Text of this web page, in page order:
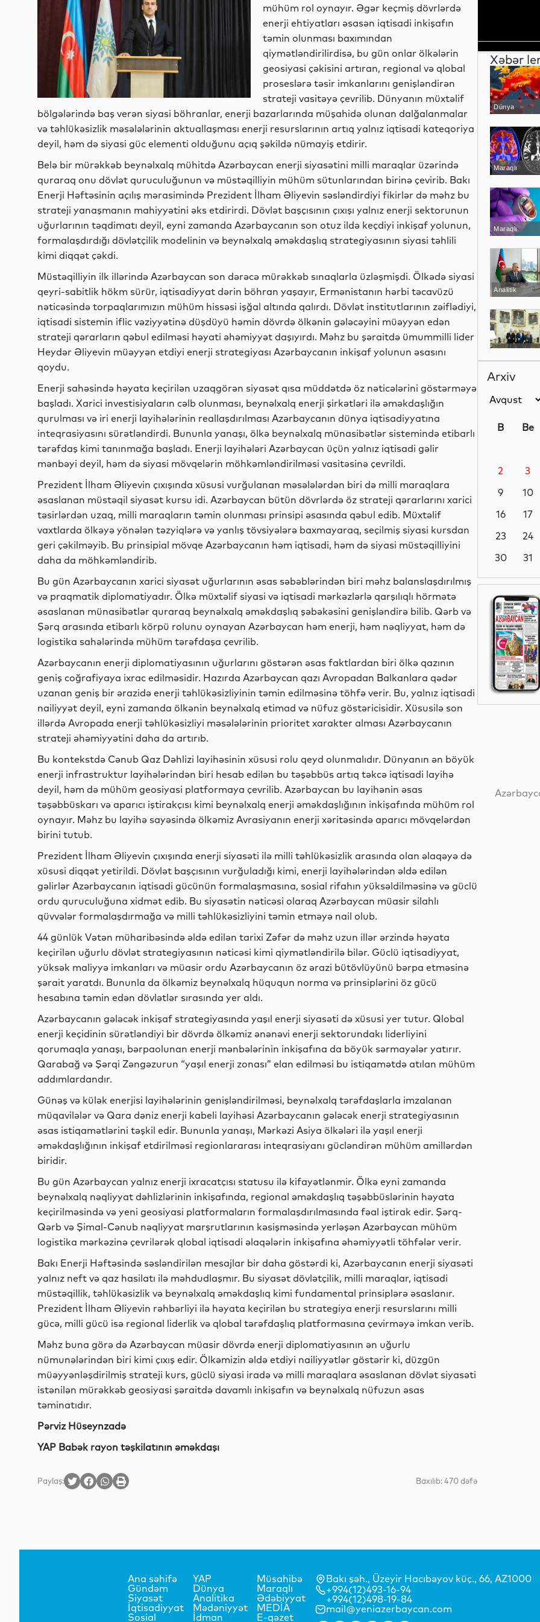
mühüm rol oynayır. Əgər keçmiş dövrlərdə
enerji ehtiyatları əsasən iqtisadi inkişafın
təmin olunması baxımından
qiymətləndirilirdisə, bu gün onlar ölkələrin
geosiyasi çəkisini artıran, regional və qlobal
proseslərə təsir imkanlarını genişləndirən
strateji vasitəyə çevrilib. Dünyanın müxtəlif
bölgələrində baş verən siyasi böhranlar, enerji bazarlarında müşahidə olunan dalğalanmalar
və təhlükəsizlik məsələlərinin aktuallaşması enerji resurslarının artıq yalnız iqtisadi kateqoriya
deyil, həm də siyasi güc elementi olduğunu açıq şəkildə nümayiş etdirir.
Belə bir mürəkkəb beynəlxalq mühitdə Azərbaycan enerji siyasətini milli maraqlar üzərində
quraraq onu dövlət quruculuğunun və müstəqilliyin mühüm sütunlarından birinə çevirib. Bakı
Enerji Həftəsinin açılış mərasimində Prezident İlham Əliyevin səsləndirdiyi fikirlər də məhz bu
strateji yanaşmanın mahiyyətini əks etdirirdi. Dövlət başçısının çıxışı yalnız enerji sektorunun
uğurlarının təqdimatı deyil, eyni zamanda Azərbaycanın son otuz ildə keçdiyi inkişaf yolunun,
formalaşdırdığı dövlətçilik modelinin və beynəlxalq əməkdaşlıq strategiyasının siyasi təhlili
kimi diqqət çəkdi.
Müstəqilliyin ilk illərində Azərbaycan son dərəcə mürəkkəb sınaqlarla üzləşmişdi. Ölkədə siyasi
qeyri-sabitlik hökm sürür, iqtisadiyyat dərin böhran yaşayır, Ermənistanın hərbi təcavüzü
nəticəsində torpaqlarımızın mühüm hissəsi işğal altında qalırdı. Dövlət institutlarının zəiflədiyi,
iqtisadi sistemin iflic vəziyyətinə düşdüyü həmin dövrdə ölkənin gələcəyini müəyyən edən
strateji qərarların qəbul edilməsi həyati əhəmiyyət daşıyırdı. Məhz bu şəraitdə ümummilli lider
Heydər Əliyevin müəyyən etdiyi enerji strategiyası Azərbaycanın inkişaf yolunun əsasını
qoydu.
Enerji sahəsində həyata keçirilən uzaqgörən siyasət qısa müddətdə öz nəticələrini göstərməyə
başladı. Xarici investisiyaların cəlb olunması, beynəlxalq enerji şirkətləri ilə əməkdaşlığın
qurulması və iri enerji layihələrinin reallaşdırılması Azərbaycanın dünya iqtisadiyyatına
inteqrasiyasını sürətləndirdi. Bununla yanaşı, ölkə beynəlxalq münasibətlər sistemində etibarlı
tərəfdaş kimi tanınmağa başladı. Enerji layihələri Azərbaycan üçün yalnız iqtisadi gəlir
mənbəyi deyil, həm də siyasi mövqelərin möhkəmləndirilməsi vasitəsinə çevrildi.
Prezident İlham Əliyevin çıxışında xüsusi vurğulanan məsələlərdən biri də milli maraqlara
əsaslanan müstəqil siyasət kursu idi. Azərbaycan bütün dövrlərdə öz strateji qərarlarını xarici
təsirlərdən uzaq, milli maraqların təmin olunması prinsipi əsasında qəbul edib. Müxtəlif
vaxtlarda ölkəyə yönələn təzyiqlərə və yanlış tövsiyələrə baxmayaraq, seçilmiş siyasi kursdan
geri çəkilməyib. Bu prinsipial mövqe Azərbaycanın həm iqtisadi, həm də siyasi müstəqilliyini
daha da möhkəmləndirib.
Bu gün Azərbaycanın xarici siyasət uğurlarının əsas səbəblərindən biri məhz balanslaşdırılmış
və praqmatik diplomatiyadır. Ölkə müxtəlif siyasi və iqtisadi mərkəzlərlə qarşılıqlı hörmətə
əsaslanan münasibətlər quraraq beynəlxalq əməkdaşlıq şəbəkəsini genişləndirə bilib. Qərb və
Şərq arasında etibarlı körpü rolunu oynayan Azərbaycan həm enerji, həm nəqliyyat, həm də
logistika sahələrində mühüm tərəfdaşa çevrilib.
Azərbaycanın enerji diplomatiyasının uğurlarını göstərən əsas faktlardan biri ölkə qazının
geniş coğrafiyaya ixrac edilməsidir. Hazırda Azərbaycan qazı Avropadan Balkanlara qədər
uzanan geniş bir ərazidə enerji təhlükəsizliyinin təmin edilməsinə töhfə verir. Bu, yalnız iqtisadi
nailiyyət deyil, eyni zamanda ölkənin beynəlxalq etimad və nüfuz göstəricisidir. Xüsusilə son
illərdə Avropada enerji təhlükəsizliyi məsələlərinin prioritet xarakter alması Azərbaycanın
strateji əhəmiyyətini daha da artırıb.
Bu kontekstdə Cənub Qaz Dəhlizi layihəsinin xüsusi rolu qeyd olunmalıdır. Dünyanın ən böyük
enerji infrastruktur layihələrindən biri hesab edilən bu təşəbbüs artıq təkcə iqtisadi layihə
deyil, həm də mühüm geosiyasi platformaya çevrilib. Azərbaycan bu layihənin əsas
təşəbbüskarı və aparıcı iştirakçısı kimi beynəlxalq enerji əməkdaşlığının inkişafında mühüm rol
oynayır. Məhz bu layihə sayəsində ölkəmiz Avrasiyanın enerji xəritəsində aparıcı mövqelərdən
birini tutub.
Prezident İlham Əliyevin çıxışında enerji siyasəti ilə milli təhlükəsizlik arasında olan əlaqəyə də
xüsusi diqqət yetirildi. Dövlət başçısının vurğuladığı kimi, enerji layihələrindən əldə edilən
gəlirlər Azərbaycanın iqtisadi gücünün formalaşmasına, sosial rifahın yüksəldilməsinə və güclü
ordu quruculuğuna xidmət edib. Bu siyasətin nəticəsi olaraq Azərbaycan müasir silahlı
qüvvələr formalaşdırmağa və milli təhlükəsizliyini təmin etməyə nail olub.
44 günlük Vətən müharibəsində əldə edilən tarixi Zəfər də məhz uzun illər ərzində həyata
keçirilən uğurlu dövlət strategiyasının nəticəsi kimi qiymətləndirilə bilər. Güclü iqtisadiyyat,
yüksək maliyyə imkanları və müasir ordu Azərbaycanın öz ərazi bütövlüyünü bərpa etməsinə
şərait yaratdı. Bununla da ölkəmiz beynəlxalq hüququn norma və prinsiplərini öz gücü
hesabına təmin edən dövlətlər sırasında yer aldı.
Azərbaycanın gələcək inkişaf strategiyasında yaşıl enerji siyasəti də xüsusi yer tutur. Qlobal
enerji keçidinin sürətləndiyi bir dövrdə ölkəmiz ənənəvi enerji sektorundakı liderliyini
qorumaqla yanaşı, bərpaolunan enerji mənbələrinin inkişafına da böyük sərmayələr yatırır.
Qarabağ və Şərqi Zəngəzurun “yaşıl enerji zonası” elan edilməsi bu istiqamətdə atılan mühüm
addımlardandır.
Günəş və külək enerjisi layihələrinin genişləndirilməsi, beynəlxalq tərəfdaşlarla imzalanan
müqavilələr və Qara dəniz enerji kabeli layihəsi Azərbaycanın gələcək enerji strategiyasının
əsas istiqamətlərini təşkil edir. Bununla yanaşı, Mərkəzi Asiya ölkələri ilə yaşıl enerji
əməkdaşlığının inkişaf etdirilməsi regionlararası inteqrasiyanı gücləndirən mühüm amillərdən
biridir.
Bu gün Azərbaycan yalnız enerji ixracatçısı statusu ilə kifayətlənmir. Ölkə eyni zamanda
beynəlxalq nəqliyyat dəhlizlərinin inkişafında, regional əməkdaşlıq təşəbbüslərinin həyata
keçirilməsində və yeni geosiyasi platformaların formalaşdırılmasında fəal iştirak edir. Şərq-
Qərb və Şimal-Cənub nəqliyyat marşrutlarının kəsişməsində yerləşən Azərbaycan mühüm
logistika mərkəzinə çevrilərək qlobal iqtisadi əlaqələrin inkişafına əhəmiyyətli töhfələr verir.
Bakı Enerji Həftəsində səsləndirilən mesajlar bir daha göstərdi ki, Azərbaycanın enerji siyasəti
yalnız neft və qaz hasilatı ilə məhdudlaşmır. Bu siyasət dövlətçilik, milli maraqlar, iqtisadi
müstəqillik, təhlükəsizlik və beynəlxalq əməkdaşlıq kimi fundamental prinsiplərə əsaslanır.
Prezident İlham Əliyevin rəhbərliyi ilə həyata keçirilən bu strategiya enerji resurslarını milli
gücə, milli gücü isə regional liderlik və qlobal tərəfdaşlıq platformasına çevirməyə imkan verib.
Məhz buna görə də Azərbaycan müasir dövrdə enerji diplomatiyasının ən uğurlu
nümunələrindən biri kimi çıxış edir. Ölkəmizin əldə etdiyi nailiyyətlər göstərir ki, düzgün
müəyyənləşdirilmiş strateji kurs, güclü siyasi iradə və milli maraqlara əsaslanan dövlət siyasəti
istənilən mürəkkəb geosiyasi şəraitdə davamlı inkişafın və beynəlxalq nüfuzun əsas
təminatıdır.
Pərviz Hüseynzadə
YAP Babək rayon təşkilatının əməkdaşı
Paylaş: Baxılıb: 470 dəfə
Xəbər
Dünya
Maraqlı
Maraqlı
Analitik
Siyasət
Siyasət
Dünya
Dünya
Dünya
Arxiv
B Be
2
3
9
10
16
17
23
24
30
31
Ana səhifə
Gündəm
Siyasət
İqtisadiyyat
Sosial
YAP
Dünya
Analitika
Mədəniyyət
İdman
Müsahibə
Maraqlı
Ədəbiyyat
MEDİA
E-qəzet
Bakı şəh., Üzeyir Hacıbəyov küç., 66, AZ1000
+994(12)493-16-94
+994(12)498-19-84
mail@yeniazerbaycan.com